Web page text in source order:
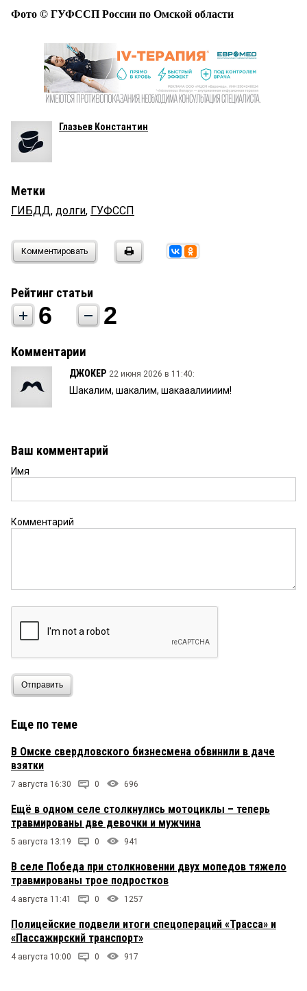
Фото © ГУФССП России по Омской области
Глазьев Константин
Метки
ГИБДД, долги, ГУФССП
Комментировать
Рейтинг статьи
6 2
Комментарии
ДЖОКЕР 22 июня 2026 в 11:40:
Шакалим, шакалим, шакааалиииим!
Ваш комментарий
Имя
Комментарий
Отправить
Еще по теме
В Омске свердловского бизнесмена обвинили в даче
взятки
7 августа 16:30 0 696
Ещё в одном селе столкнулись мотоциклы – теперь
травмированы две девочки и мужчина
5 августа 13:19 0 941
В селе Победа при столкновении двух мопедов тяжело
травмированы трое подростков
4 августа 11:41 0 1257
Полицейские подвели итоги спецопераций «Трасса» и
«Пассажирский транспорт»
4 августа 10:00 0 917